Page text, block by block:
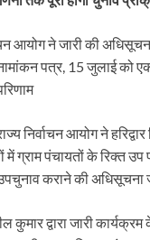
आयोग ने जारी की
पत्र, 15 जुलाई को एक
निर्वाचन आयोग ने
ग्राम पंचायतों के रिक्त उप
कराने की अधिसूचना
द्वारा जारी